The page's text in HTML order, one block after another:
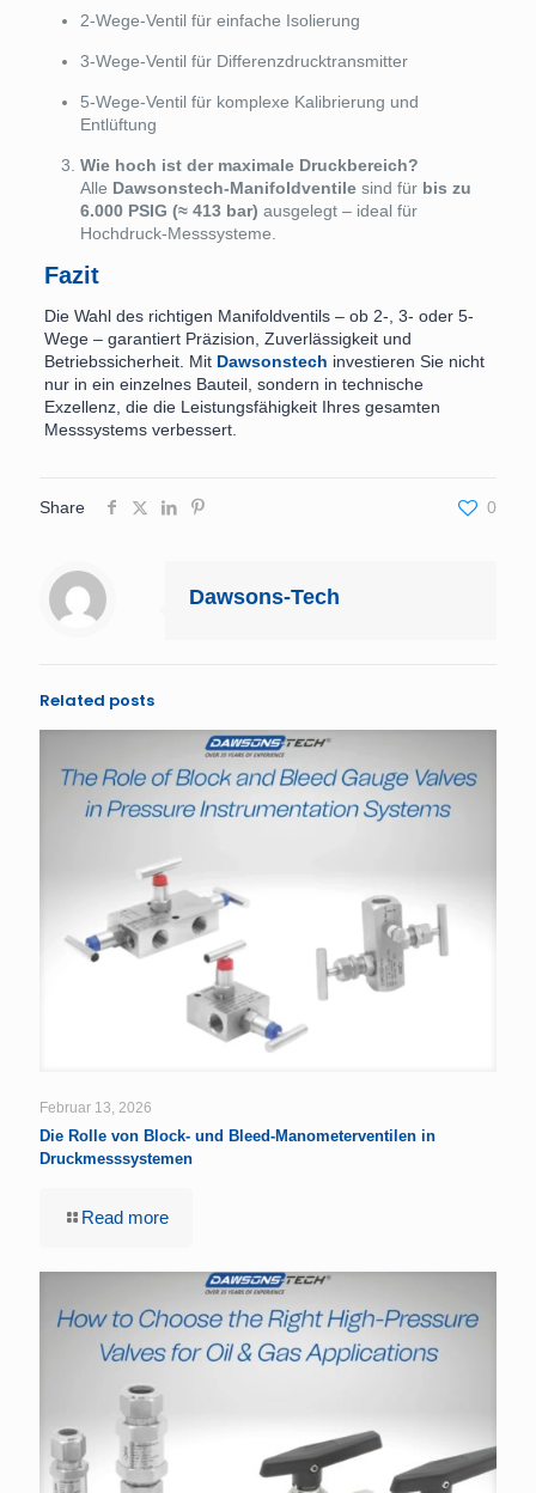
2-Wege-Ventil für einfache Isolierung
3-Wege-Ventil für Differenzdrucktransmitter
5-Wege-Ventil für komplexe Kalibrierung und
Entlüftung
Wie hoch ist der maximale Druckbereich?
Alle Dawsonstech-Manifoldventilesind für bis zu
6.000 PSIG (≈ 413 bar) ausgelegt – ideal für
Hochdruck-Messsysteme.
Fazit
Die Wahl des richtigen Manifoldventils – ob 2-, 3- oder 5-
Wege – garantiert Präzision, Zuverlässigkeit und
Betriebssicherheit. Mit Dawsonstech investieren Sie nicht
nur in ein einzelnes Bauteil, sondern in technische
Exzellenz, die die Leistungsfähigkeit Ihres gesamten
Messsystems verbessert.
Share 0
Dawsons-Tech
Related posts
Februar 13, 2026
Die Rolle von Block- und Bleed-Manometerventilen in
Druckmesssystemen
Read more